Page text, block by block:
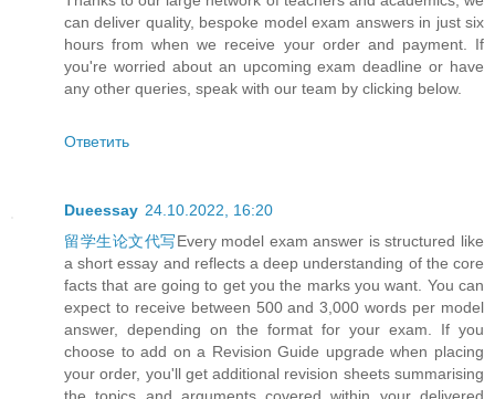
can deliver quality, bespoke model exam answers in just six
hours from when we receive your order and payment. If
you're worried about an upcoming exam deadline or have
any other queries, speak with our team by clicking below.
Ответить
Dueessay 24.10.2022, 16:20
留学生论文代写Every model exam answer is structured like
a short essay and reflects a deep understanding of the core
facts that are going to get you the marks you want. You can
expect to receive between 500 and 3,000 words per model
answer, depending on the format for your exam. If you
choose to add on a Revision Guide upgrade when placing
your order, you'll get additional revision sheets summarising